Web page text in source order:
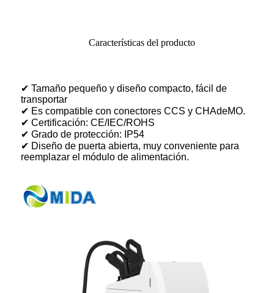
Características del producto
✔ Tamaño pequeño y diseño compacto, fácil de
transportar
✔ Es compatible con conectores CCS y CHAdeMO.
✔ Certificación: CE/IEC/ROHS
✔ Grado de protección: IP54
✔ Diseño de puerta abierta, muy conveniente para
reemplazar el módulo de alimentación.